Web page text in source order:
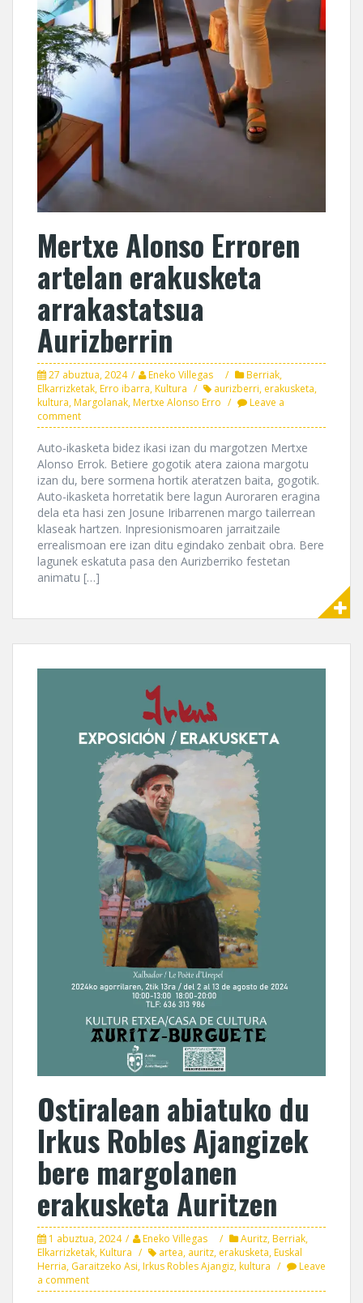
Mertxe Alonso Erroren
artelan erakusketa
arrakastatsua
Aurizberrin
27 abuztua, 2024 Eneko Villegas Berriak,
Elkarrizketak,Erro ibarra,Kultura aurizberri, erakusketa,
kultura,Margolanak,Mertxe Alonso Erro
Leave a
comment
Auto-ikasketa bidez ikasi izan du margotzen Mertxe
Alonso Errok. Betiere gogotik atera zaiona margotu
izan du, bere sormena hortik ateratzen baita, gogotik.
Auto-ikasketa horretatik bere lagun Auroraren eragina
dela eta hasi zen Josune Iribarrenen margo tailerrean
klaseak hartzen. Inpresionismoaren jarraitzaile
errealismoan ere izan ditu egindako zenbait obra. Bere
lagunek eskatuta pasa den Aurizberriko festetan
animatu […]
Ostiralean abiatuko du
Irkus Robles Ajangizek
bere margolanen
erakusketa Auritzen
1 abuztua, 2024 Eneko Villegas Auritz,Berriak,
Elkarrizketak,Kultura artea, auritz, erakusketa,Euskal
Herria, Garaitzeko Asi,Irkus Robles Ajangiz,kultura
Leave
a comment